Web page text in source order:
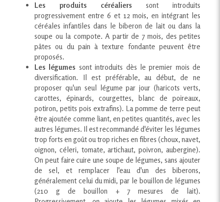
Les produits céréaliers sont introduits
progressivement entre 6 et 12 mois, en intégrant les
céréales infantiles dans le biberon de lait ou dans la
soupe ou la compote. A partir de 7 mois, des petites
pâtes ou du pain à texture fondante peuvent être
proposés.
Les légumes sont introduits dès le premier mois de
diversification. Il est préférable, au début, de ne
proposer qu'un seul légume par jour (haricots verts,
carottes, épinards, courgettes, blanc de poireaux,
potiron, petits pois extrafins). La pomme de terre peut
être ajoutée comme liant, en petites quantités, avec les
autres légumes. Il est recommandé d'éviter les légumes
trop forts en goût ou trop riches en fibres (choux, navet,
oignon, céleri, tomate, artichaut, poivron, aubergine).
On peut faire cuire une soupe de légumes, sans ajouter
de sel, et remplacer l'eau d'un des biberons,
généralement celui du midi, par le bouillon de légumes
(210 g de bouillon + 7 mesures de lait).